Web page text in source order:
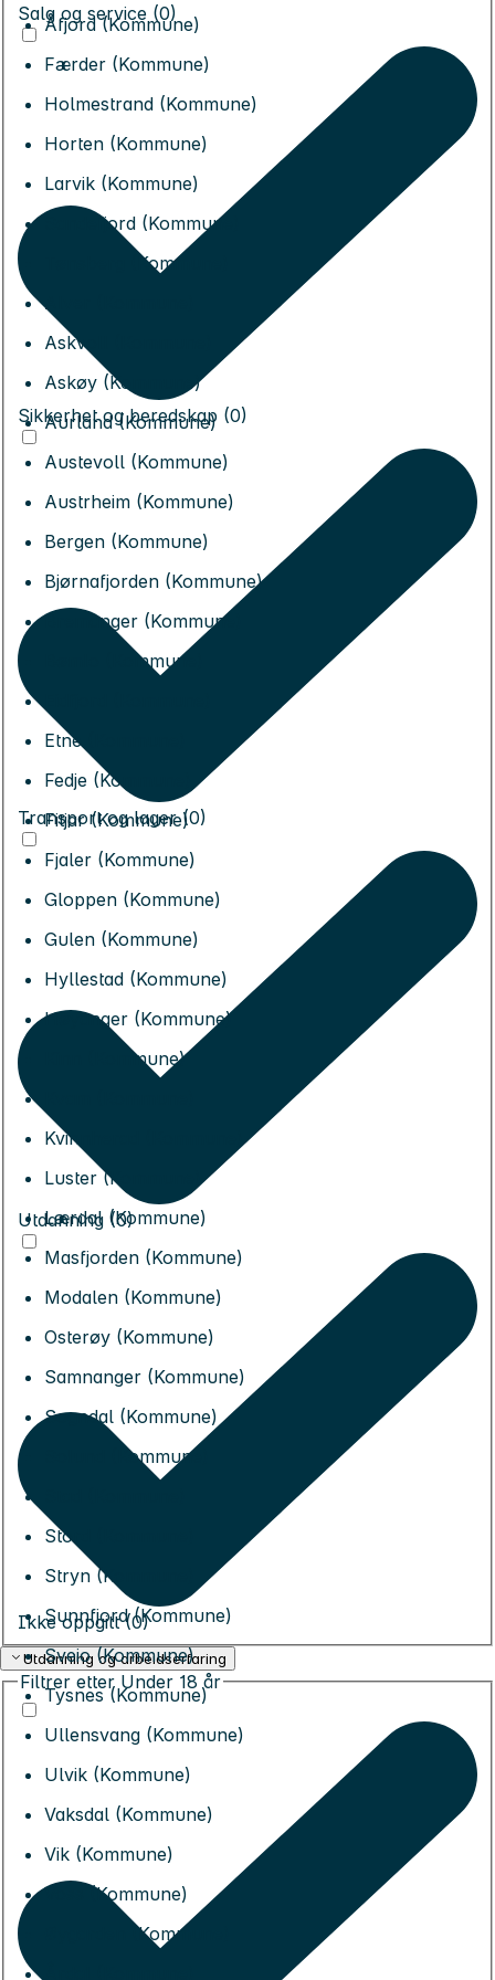
Åfjord (Kommune)
Færder (Kommune)
Holmestrand (Kommune)
Horten (Kommune)
Larvik (Kommune)
Sandefjord (Kommune)
Tønsberg (Kommune)
Alver (Kommune)
Askvoll (Kommune)
Askøy (Kommune)
Aurland (Kommune)
Austevoll (Kommune)
Austrheim (Kommune)
Bergen (Kommune)
Bjørnafjorden (Kommune)
Bremanger (Kommune)
Bømlo (Kommune)
Etne (Kommune)
Fedje (Kommune)
Fitjar (Kommune)
Fjaler (Kommune)
Gloppen (Kommune)
Gulen (Kommune)
Hyllestad (Kommune)
Høyanger (Kommune)
Kinn (Kommune)
Kvinnherad (Kommune)
Luster (Kommune)
Lærdal (Kommune)
Masfjorden (Kommune)
Modalen (Kommune)
Osterøy (Kommune)
Samnanger (Kommune)
Sogndal (Kommune)
Solund (Kommune)
Stord (Kommune)
Stryn (Kommune)
Sunnfjord (Kommune)
Sveio (Kommune)
Tysnes (Kommune)
Ullensvang (Kommune)
Ulvik (Kommune)
Vaksdal (Kommune)
Vik (Kommune)
Voss (Kommune)
Øygarden (Kommune)
Salg og service (0)
Sikkerhet og beredskap (0)
Transport og lager (0)
Utdanning (0)
Ikke oppgitt (0)
Utdanning og arbeidserfaring
Filtrer etter Under 18 år